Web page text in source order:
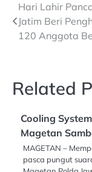
Post
navigation
Hari Lahir
Jatim Beri
120 Anggota
Related
Cooling
Magetan
MAGETAN –
pasca pungut